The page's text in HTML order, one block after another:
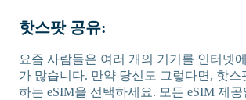
핫스팟 공유:
요즘 사람들은 여러 개의 기기를 인터넷
가 많습니다. 만약 당신도 그렇다면, 핫스
하는 eSIM을 선택하세요. 모든 eSIM 제공